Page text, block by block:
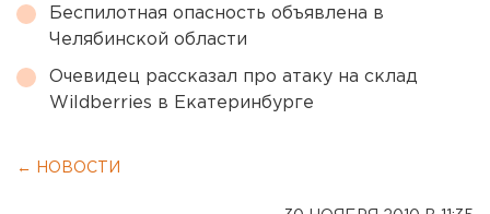
Беспилотная опасность объявлена в
Челябинской области
Очевидец рассказал про атаку на склад
Wildberries в Екатеринбурге
← НОВОСТИ